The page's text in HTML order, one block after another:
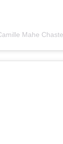
Mahe